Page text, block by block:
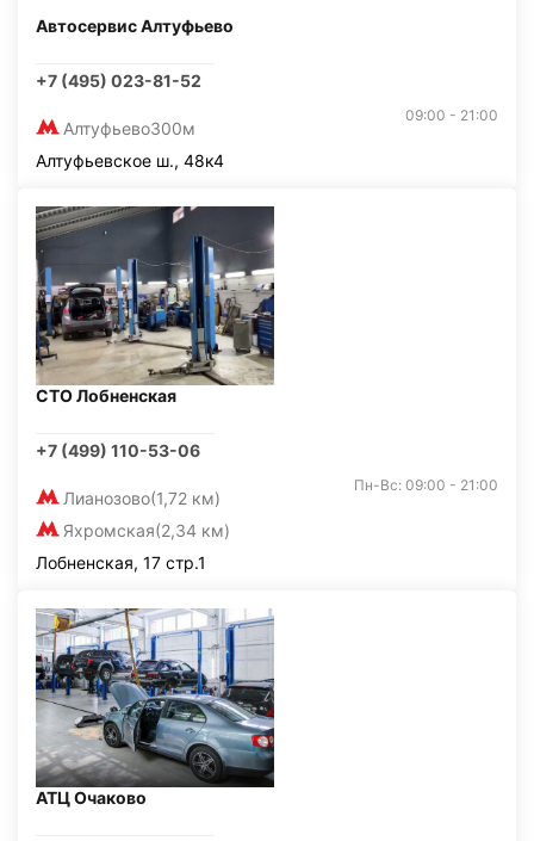
Автосервис Алтуфьево
+7 (495) 023-81-52
Алтуфьево300м
09:00 - 21:00
Алтуфьевское ш., 48к4
СТО Лобненская
+7 (499) 110-53-06
Лианозово(1,72 км)
Яхромская(2,34 км)
Пн-Вс: 09:00 - 21:00
Лобненская, 17 стр.1
АТЦ Очаково